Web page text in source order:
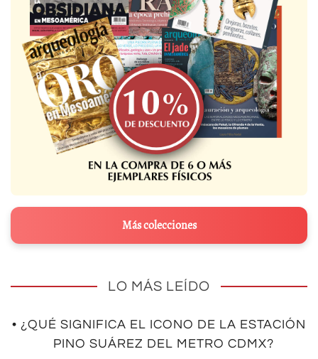
Más colecciones
LO MÁS LEÍDO
• ¿QUÉ SIGNIFICA EL ICONO DE LA ESTACIÓN
PINO SUÁREZ DEL METRO CDMX?